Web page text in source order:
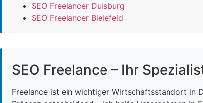
SEO Freelancer Duisburg
SEO Freelancer Bielefeld
SEO Freelance – Ihr
Freelance ist ein wichtiger Wirtschaftsstandort in